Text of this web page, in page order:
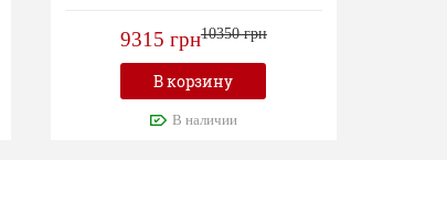
9315 грн10350 грн
В корзину
В наличии